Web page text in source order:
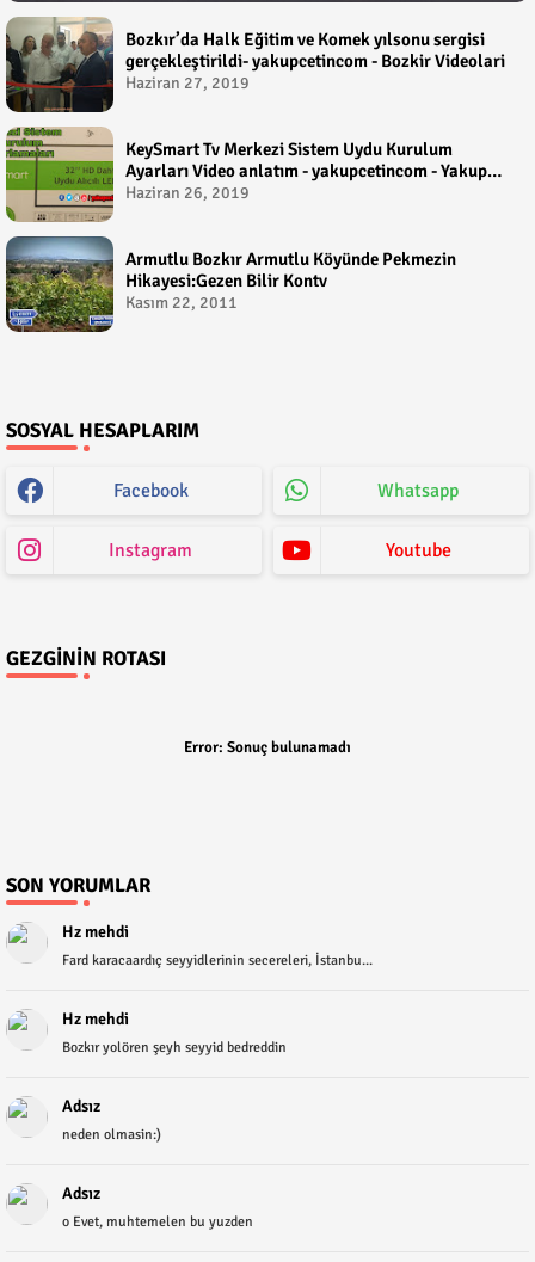
Bozkır’da Halk Eğitim ve Komek yılsonu sergisi
gerçekleştirildi- yakupcetincom - Bozkir Videolari
Haziran 27, 2019
KeySmart Tv Merkezi Sistem Uydu Kurulum
Ayarları Video anlatım - yakupcetincom - Yakup
Çetin
Haziran 26, 2019
Armutlu Bozkır Armutlu Köyünde Pekmezin
Hikayesi:Gezen Bilir Kontv
Kasım 22, 2011
SOSYAL HESAPLARIM
Facebook Whatsapp
Instagram Youtube
GEZGININ ROTASI
Error: Sonuç bulunamadı
SON YORUMLAR
Hz mehdi
Fard karacaardıç seyyidlerinin secereleri, İstanbu...
Hz mehdi
Bozkır yolören şeyh seyyid bedreddin
Adsız
neden olmasin:)
Adsız
o Evet, muhtemelen bu yuzden